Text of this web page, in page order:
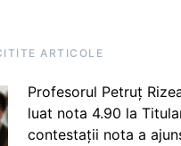
ARTICOLE
Profesorul Petruț
luat nota 4.90 la
contestații nota a